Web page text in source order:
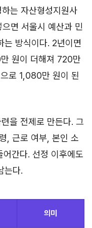
는 자산형성지원사
면 서울시 예산과 민
는 방식이다. 2년이면
원이 더해져 720만
로 1,080만 원이 된
을 전제로 만든다. 그
, 근로 여부, 본인 소
어간다. 선정 이후에도
는다.
의미